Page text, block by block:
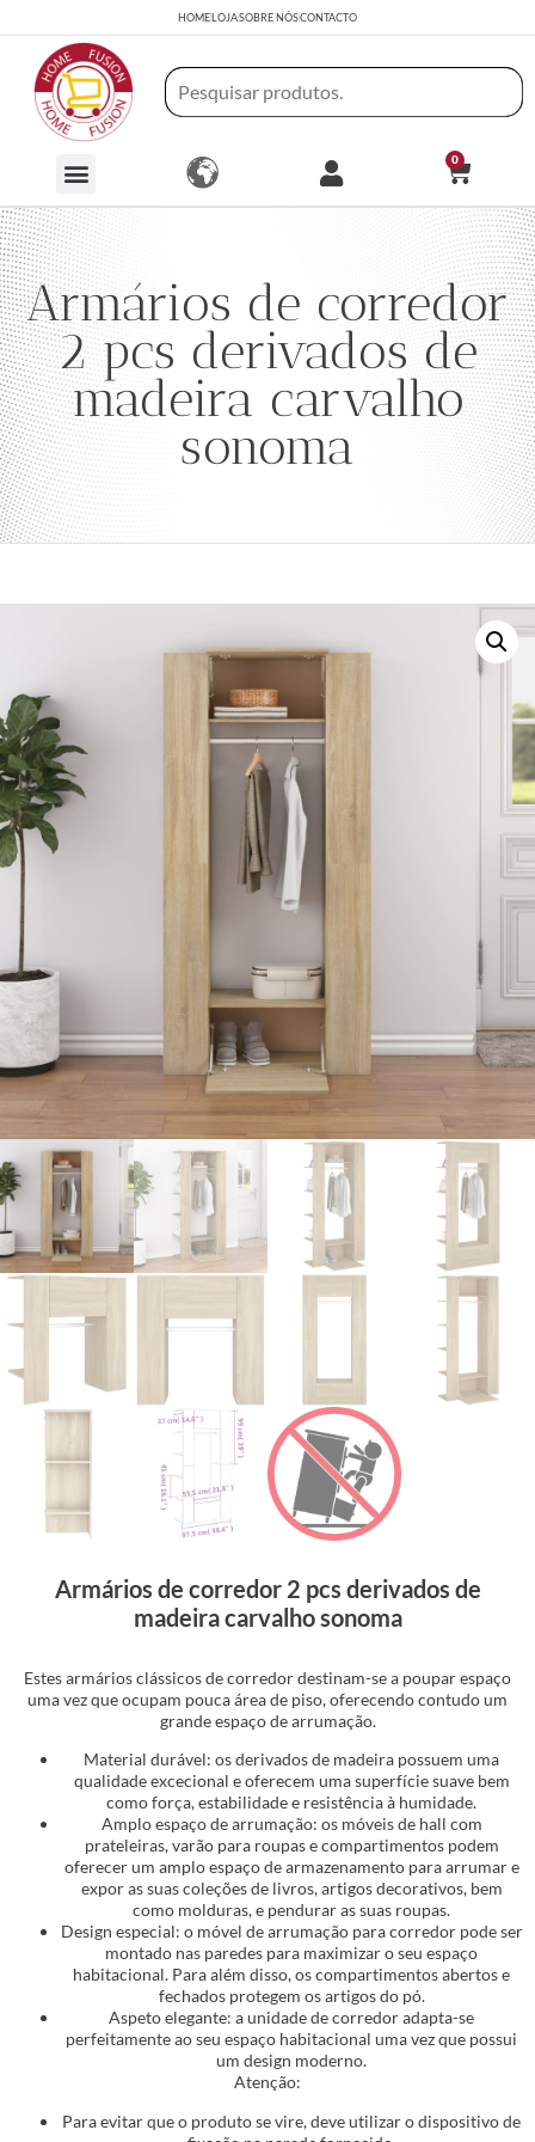
HOMELOJASOBRE NÓSCONTACTO
0
Armários de corredor
2 pcs derivados de
madeira carvalho
sonoma
Armários de corredor 2 pcs derivados de
madeira carvalho sonoma
Estes armários clássicos de corredor destinam-se a poupar espaço
uma vez que ocupam pouca área de piso, oferecendo contudo um
grande espaço de arrumação.
Material durável: os derivados de madeira possuem uma
qualidade excecional e oferecem uma superfície suave bem
como força, estabilidade e resistência à humidade.
Amplo espaço de arrumação: os móveis de hall com
prateleiras, varão para roupas e compartimentos podem
oferecer um amplo espaço de armazenamento para arrumar e
expor as suas coleções de livros, artigos decorativos, bem
como molduras, e pendurar as suas roupas.
Design especial: o móvel de arrumação para corredor pode ser
montado nas paredes para maximizar o seu espaço
habitacional. Para além disso, os compartimentos abertos e
fechados protegem os artigos do pó.
Aspeto elegante: a unidade de corredor adapta-se
perfeitamente ao seu espaço habitacional uma vez que possui
um design moderno.
Atenção:
Para evitar que o produto se vire, deve utilizar o dispositivo de